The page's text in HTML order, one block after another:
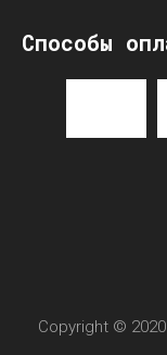
Способы
Copyright ©